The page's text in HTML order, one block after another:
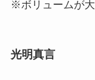
※ボリュームが大
光明真言